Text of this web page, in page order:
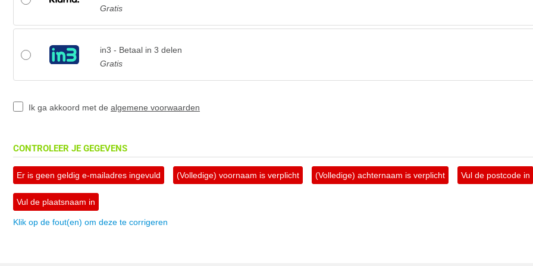
Gratis
in3 - Betaal in 3 delen
Gratis
Ik ga akkoord met de algemene voorwaarden
CONTROLEER JE GEGEVENS
Er is geen geldig e-mailadres ingevuld (Volledige) voornaam is verplicht (Volledige) achternaam is verplicht Vul de postcode in
Vul de plaatsnaam in
Klik op de fout(en) om deze te corrigeren